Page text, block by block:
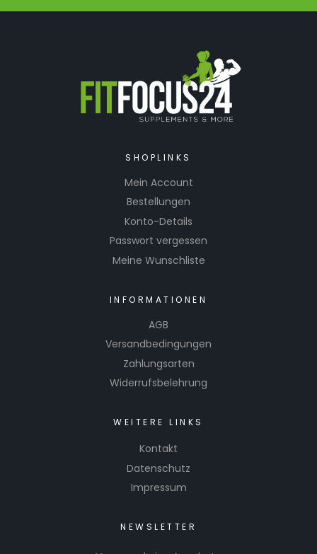
SHOPLINKS
Mein Account
Bestellungen
Konto-Details
Passwort vergessen
Meine Wunschliste
INFORMATIONEN
AGB
Versandbedingungen
Zahlungsarten
Widerrufsbelehrung
WEITERE LINKS
Kontakt
Datenschutz
Impressum
NEWSLETTER